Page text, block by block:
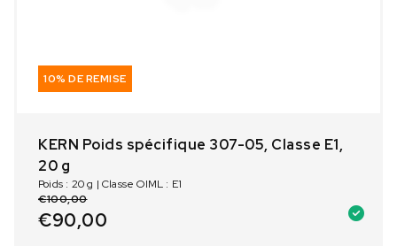
10% DE REMISE
KERN Poids spécifique 307-05, Classe E1,
20 g
Poids : 20 g | Classe OIML : E1
€100,00
€90,00